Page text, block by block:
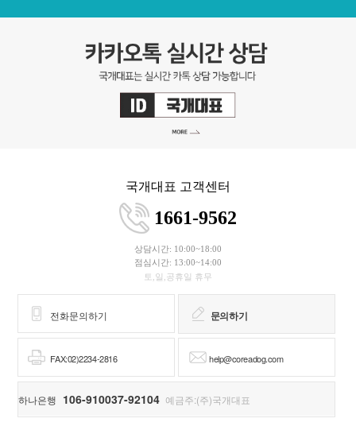
국개대표 고객센터
1661-9562
상담시간: 10:00~18:00
점심시간: 13:00~14:00
토,일,공휴일 휴무
전화문의하기 문의하기
FAX:02)2234-2816 help@coreadog.com
하나은행 106-910037-92104 예금주:(주)국개대표